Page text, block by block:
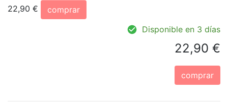
22,90 €
comprar
Disponible en 3 días
22,90 €
comprar